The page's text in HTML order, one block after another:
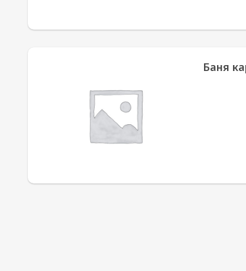
Баня